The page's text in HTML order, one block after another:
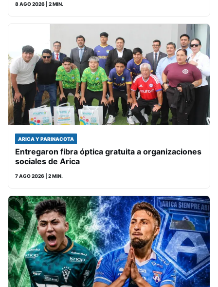
8 AGO 2026 | 2 MIN.
ARICA Y PARINACOTA
Entregaron fibra óptica gratuita a organizaciones
sociales de Arica
7 AGO 2026 | 2 MIN.